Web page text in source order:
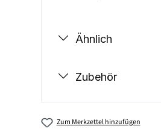
Ähnlich
Zubehör
Zum Merkzettel hinzufügen